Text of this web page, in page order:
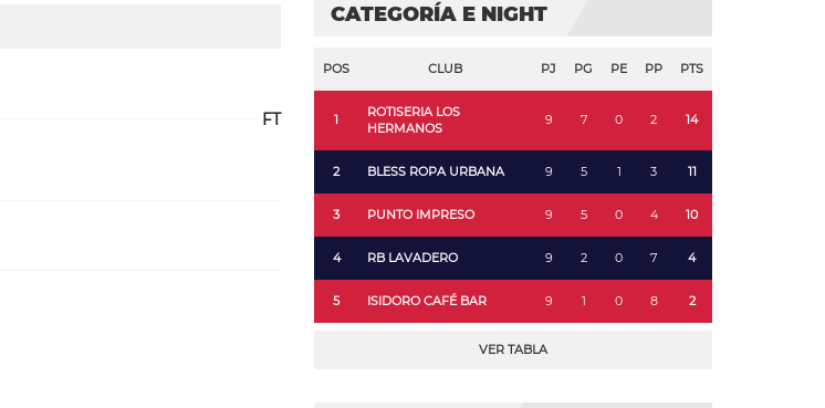
FT
CATEGORÍA E NIGHT
POS CLUB PJ PG PE PP PTS
1
ROTISERIA LOS
HERMANOS
9 7 0 2 14
2 BLESS ROPA URBANA 9 5 1 3 11
3 PUNTO IMPRESO 9 5 0 4 10
4 RB LAVADERO 9 2 0 7 4
5 ISIDORO CAFÉ BAR 9 1 0 8 2
VER TABLA